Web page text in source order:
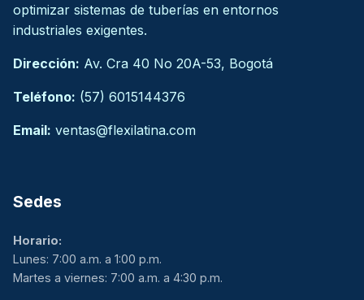
optimizar sistemas de tuberías en entornos
industriales exigentes.
Dirección: Av. Cra 40 No 20A-53, Bogotá
Teléfono: (57) 6015144376
Email: ventas@flexilatina.com
Sedes
Horario:
Lunes: 7:00 a.m. a 1:00 p.m.
Martes a viernes: 7:00 a.m. a 4:30 p.m.